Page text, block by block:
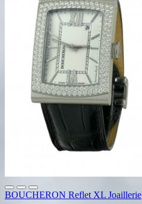
BOUCHERON Reflet XL Joaillerie